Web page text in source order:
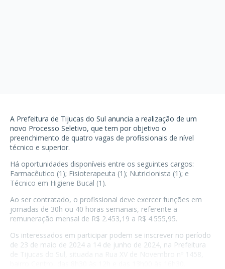
A Prefeitura de Tijucas do Sul anuncia a realização de um
novo Processo Seletivo, que tem por objetivo o
preenchimento de quatro vagas de profissionais de nível
técnico e superior.
Há oportunidades disponíveis entre os seguintes cargos:
Farmacêutico (1); Fisioterapeuta (1); Nutricionista (1); e
Técnico em Higiene Bucal (1).
Ao ser contratado, o profissional deve exercer funções em
jornadas de 30h ou 40 horas semanais, referente a
remuneração mensal de R$ 2.453,19 a R$ 4.555,95.
Os interessados em participar podem se inscrever no período
de 23 de maio de 2024 a 14 de junho de 2024, na Prefeitura
de Tijucas do Sul, situada na Rua XV de Novembro nº 1458,